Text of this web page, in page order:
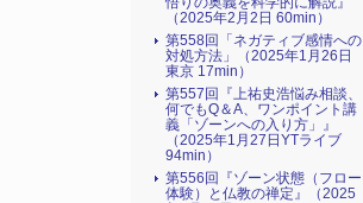
（2025年2月2日 60min）
第558回「ネガティブ感情への
対処方法」（2025年1月26日
東京 17min）
第557回『上祐史浩悩み相談、
何でもQ＆A、ワンポイント講
義「ゾーンへの入り方」』
（2025年1月27日YTライブ
94min）
第556回『ゾーン状態（フロー
体験）と仏教の禅定』（2025